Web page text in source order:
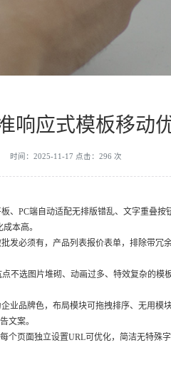
响应式模板移动
时间：2025-11-17 点击：296 次
PC端自动适配无排版错乱、文字重叠
本高。
发必须有，产品列表报价表单，排除带
不选图片堆砌、动画过多、特效复杂的
业品牌色，布局模块可拖拽排序、无用
文案。
个页面独立设置URL可优化，简洁无特